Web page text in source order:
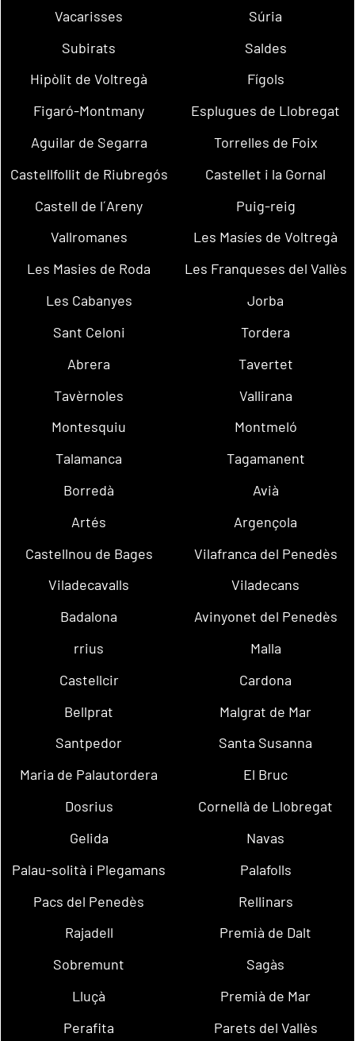
Vacarisses
Súria
Subirats
Saldes
Hipòlit de Voltregà
Fígols
Figaró-Montmany
Esplugues de Llobregat
Aguilar de Segarra
Torrelles de Foix
Castellfollit de Riubregós
Castellet i la Gornal
Castell de l´Areny
Puig-reig
Vallromanes
Les Masíes de Voltregà
Les Masies de Roda
Les Franqueses del Vallès
Les Cabanyes
Jorba
Sant Celoni
Tordera
Abrera
Tavertet
Tavèrnoles
Vallirana
Montesquiu
Montmeló
Talamanca
Tagamanent
Borredà
Avià
Artés
Argençola
Castellnou de Bages
Vilafranca del Penedès
Viladecavalls
Viladecans
Badalona
Avinyonet del Penedès
rrius
Malla
Castellcir
Cardona
Bellprat
Malgrat de Mar
Santpedor
Santa Susanna
Maria de Palautordera
El Bruc
Dosrius
Cornellà de Llobregat
Gelida
Navas
Palau-solità i Plegamans
Palafolls
Pacs del Penedès
Rellinars
Rajadell
Premià de Dalt
Sobremunt
Sagàs
Lluçà
Premià de Mar
Perafita
Parets del Vallès